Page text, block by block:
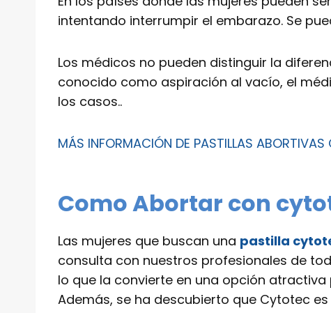
intentando interrumpir el embarazo. Se
Los médicos no pueden distinguir la
conocido como aspiración al vacío, el
los casos..
MÁS INFORMACIÓN DE PASTILLAS ABORTIVAS
Como Abortar con
Las mujeres que buscan una pastilla
consulta con nuestros profesionales de
lo que la convierte en una opción
Además, se ha descubierto que Cytotec